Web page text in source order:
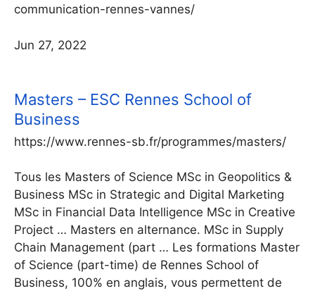
communication-rennes-vannes/
Jun 27, 2022
Masters – ESC Rennes School of
Business
https://www.rennes-sb.fr/programmes/masters/
Tous les Masters of Science MSc in Geopolitics &
Business MSc in Strategic and Digital Marketing
MSc in Financial Data Intelligence MSc in Creative
Project … Masters en alternance. MSc in Supply
Chain Management (part … Les formations Master
of Science (part-time) de Rennes School of
Business, 100% en anglais, vous permettent de